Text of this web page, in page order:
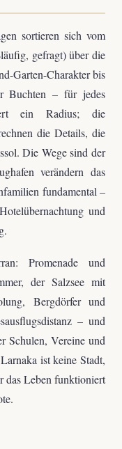
sortieren sich vom
gefragt) über die
Garten-Charakter bis
Buchten – für jedes
ein Radius; die
die Details, die
Die Wege sind der
verändern das
fundamental –
und
Promenade und
der Salzsee mit
Bergdörfer und
– und
Schulen, Vereine und
ist keine Stadt,
das Leben funktioniert